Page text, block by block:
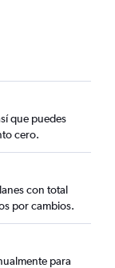
que puedes
cero.
con total
por cambios.
para